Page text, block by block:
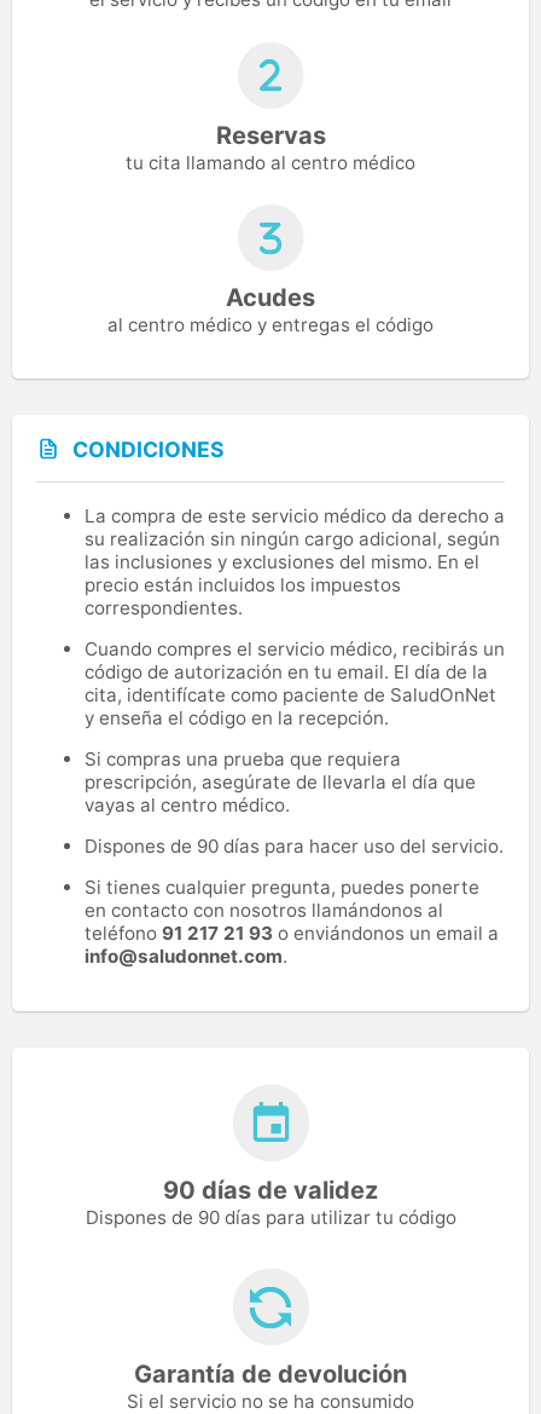
Reservas
tu cita llamando al centro médico
Acudes
al centro médico y entregas el código
CONDICIONES
La compra de este servicio médico da derecho a
su realización sin ningún cargo adicional, según
las inclusiones y exclusiones del mismo. En el
precio están incluidos los impuestos
correspondientes.
Cuando compres el servicio médico, recibirás un
código de autorización en tu email. El día de la
cita, identifícate como paciente de SaludOnNet
y enseña el código en la recepción.
Si compras una prueba que requiera
prescripción, asegúrate de llevarla el día que
vayas al centro médico.
Dispones de 90 días para hacer uso del servicio.
Si tienes cualquier pregunta, puedes ponerte
en contacto con nosotros llamándonos al
teléfono 91 217 21 93 o enviándonos un email a
info@saludonnet.com.
90 días de validez
Dispones de 90 días para utilizar tu código
Garantía de devolución
Si el servicio no se ha consumido